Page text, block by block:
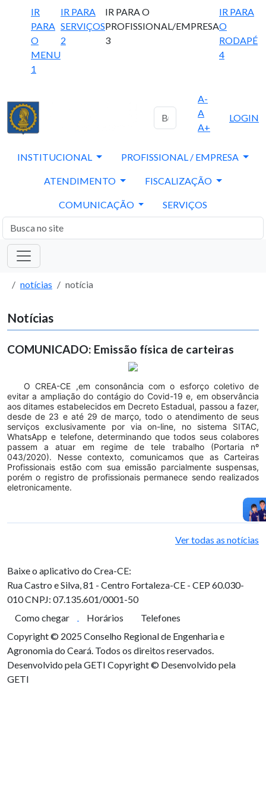
IR
PARA
O
MENU
1
IR PARA
SERVIÇOS
2
IR PARA O
PROFISSIONAL/EMPRESA
3
IR PARA
O
RODAPÉ
4
A-
A
A+
LOGIN
INSTITUCIONAL PROFISSIONAL / EMPRESA
ATENDIMENTO FISCALIZAÇÃO
COMUNICAÇÃO SERVIÇOS
notícias notícia
Notícias
COMUNICADO: Emissão física de carteiras
O CREA-CE ,em consonância com o esforço coletivo de
evitar a ampliação do contágio do Covid-19 e, em observância
aos ditames estabelecidos em Decreto Estadual, passou a fazer,
desde de 23 e até 29 de março, todo o atendimento de seus
serviços exclusivamente por via on-line, no sistema SITAC,
WhatsApp e telefone, determinando que todos seus colabores
passem a atuar em regime de tele trabalho (Portaria nº
043/2020). Nesse contexto, comunicamos que as Carteiras
Profissionais estão com sua emissão parcialmente suspensas,
porém o registro de profissionais permanece sendo realizados
eletronicamente.
Ver todas as notícias
Baixe o aplicativo do Crea-CE:
Rua Castro e Silva, 81 - Centro Fortaleza-CE - CEP 60.030-
010CNPJ: 07.135.601/0001-50
Como chegar
Horários
Telefones
Copyright © 2025 Conselho Regional de Engenharia e
Agronomia do Ceará. Todos os direitos reservados.
Desenvolvido pela GETI Copyright © Desenvolvido pela
GETI